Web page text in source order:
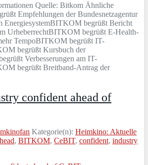
Quelle: Bitkom Ähnliche
Empfehlungen der Bundesnetzagentur
EnergiesystemBITKOM begrüßt Bericht
UrheberrechtBITKOM begrüßt E-Health-
TempoBITKOM begrüßt IT-
begrüßt Kursbuch der
Verbesserungen am IT-
begrüßt Breitband-Antrag der
confident ahead of
Kategorie(n): Heimkino: Aktuelle
, BITKOM, CeBIT, confident, industry